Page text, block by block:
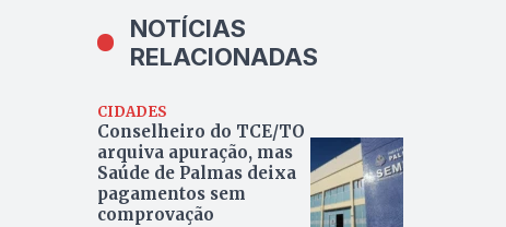
NOTÍCIAS
RELACIONADAS
CIDADES
Conselheiro do TCE/TO
arquiva apuração, mas
Saúde de Palmas deixa
pagamentos sem
comprovação